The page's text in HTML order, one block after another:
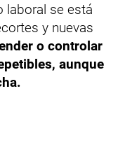
laboral se está
y nuevas
o controlar
aunque